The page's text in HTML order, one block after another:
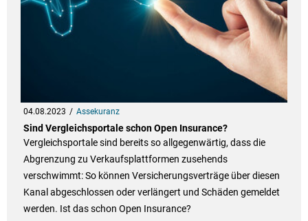
04.08.2023 Assekuranz
Sind Vergleichsportale schon Open Insurance?
Vergleichsportale sind bereits so allgegenwärtig, dass die
Abgrenzung zu Verkaufsplattformen zusehends
verschwimmt: So können Versicherungsverträge über diesen
Kanal abgeschlossen oder verlängert und Schäden gemeldet
werden. Ist das schon Open Insurance?